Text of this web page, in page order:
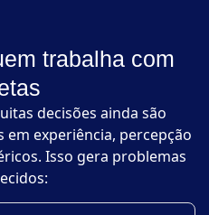
trabalha com
decisões ainda são
em experiência, percepção
Isso gera problemas